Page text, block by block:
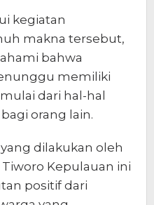
kegiatan
makna tersebut,
bahwa
memiliki
dari hal-hal
orang lain.
dilakukan oleh
Tiworo Kepulauan ini
positif dari